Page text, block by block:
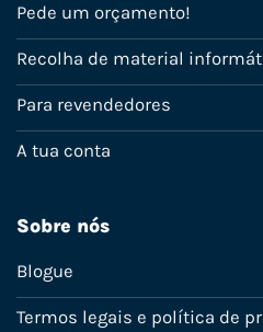
Pede um orçamento!
Recolha de material
Para revendedores
A tua conta
Sobre nós
Blogue
Termos legais e política de